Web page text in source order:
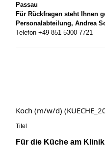
Passau
Für Rückfragen steht Ihnen
Personalabteilung, Andrea
Telefon +49 851 5300 7721
Koch (m/w/d)
Titel
Für die Küche am